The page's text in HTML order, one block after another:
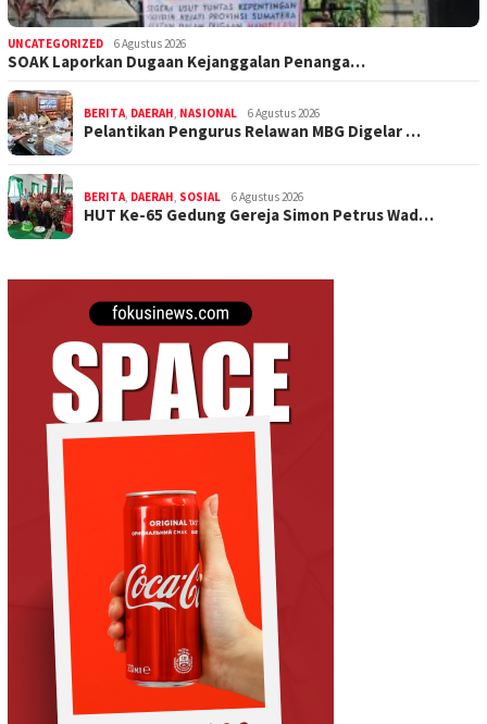
UNCATEGORIZED 6 Agustus 2026
SOAK Laporkan Dugaan Kejanggalan Penanga…
BERITA, DAERAH, NASIONAL 6 Agustus 2026
Pelantikan Pengurus Relawan MBG Digelar …
BERITA, DAERAH, SOSIAL 6 Agustus 2026
HUT Ke-65 Gedung Gereja Simon Petrus Wad…